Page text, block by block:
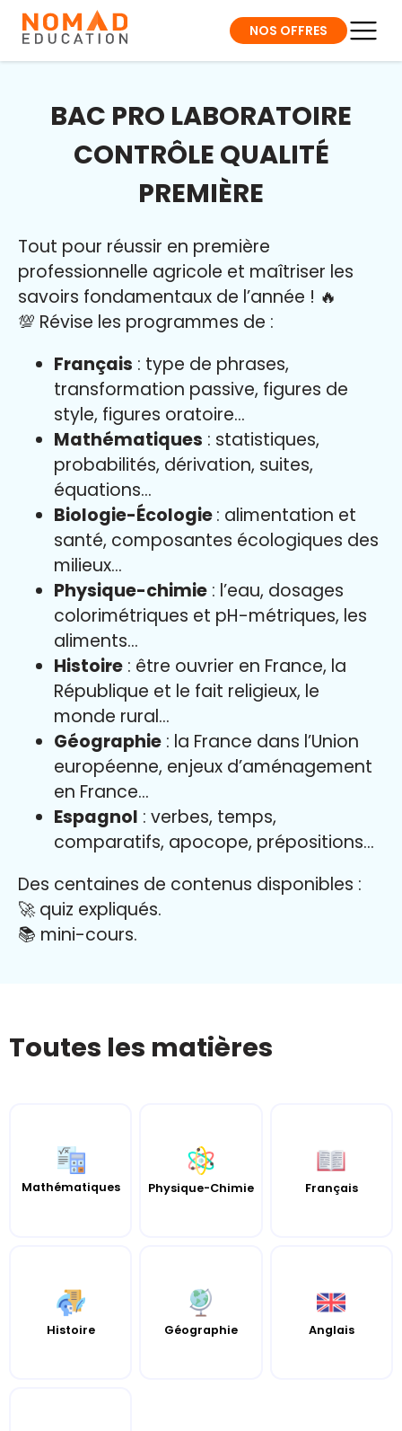
NOS OFFRES
BAC PRO LABORATOIRE
CONTRÔLE QUALITÉ
PREMIÈRE
Tout pour réussir en première
professionnelle agricole et maîtriser les
savoirs fondamentaux de l’année ! 🔥
💯 Révise les programmes de :
Français : type de phrases,
transformation passive, figures de
style, figures oratoire…
Mathématiques : statistiques,
probabilités, dérivation, suites,
équations…
Biologie-Écologie: alimentation et
santé, composantes écologiques des
milieux…
Physique-chimie : l’eau, dosages
colorimétriques et pH-métriques, les
aliments…
Histoire : être ouvrier en France, la
République et le fait religieux, le
monde rural…
Géographie : la France dans l’Union
européenne, enjeux d’aménagement
en France…
Espagnol : verbes, temps,
comparatifs, apocope, prépositions…
Des centaines de contenus disponibles :
🚀 quiz expliqués.
📚 mini-cours.
Toutes les matières
Mathématiques Physique-Chimie Français
Histoire Géographie Anglais